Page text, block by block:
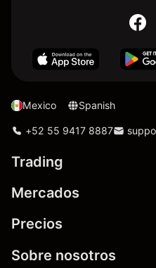
Mexico Spanish
+52 55 9417 8887
Trading
Mercados
Precios
Sobre nosotros